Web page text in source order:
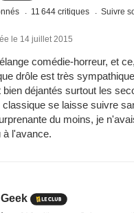
11 644 critiques Suivre
le 14 juillet 2015
comédie-horreur, et
drôle est très
déjantés surtout les
classique se laisse suivre
du moins, je
à l'avance.